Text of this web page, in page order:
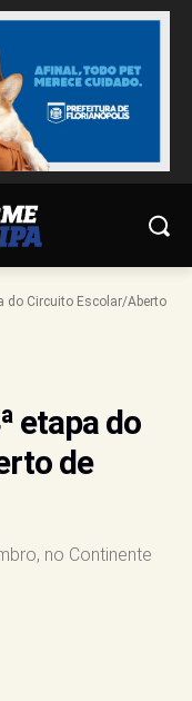
do Circuito Escolar/Aberto
etapa do
de
no Continente